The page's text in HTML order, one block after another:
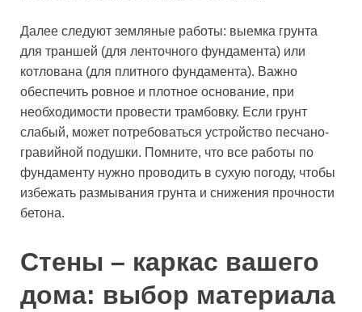
Далее следуют земляные работы: выемка грунта
для траншей (для ленточного фундамента) или
котлована (для плитного фундамента). Важно
обеспечить ровное и плотное основание, при
необходимости провести трамбовку. Если грунт
слабый, может потребоваться устройство песчано-
гравийной подушки. Помните, что все работы по
фундаменту нужно проводить в сухую погоду, чтобы
избежать размывания грунта и снижения прочности
бетона.
Стены – каркас вашего
дома: выбор материала